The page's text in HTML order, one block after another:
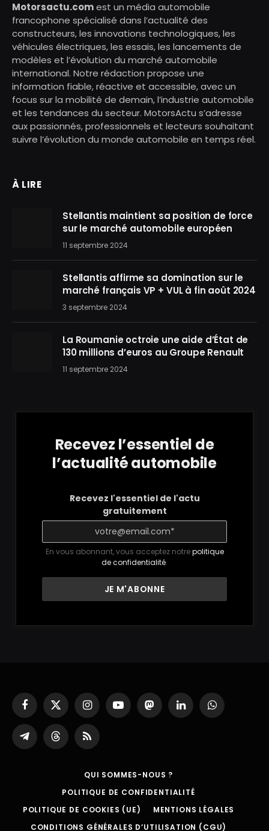
Motorsactu.comest un média automobile
francophone spécialisé dans l’actualité des
constructeurs, les innovations technologiques, les
véhicules électriques, les essais, les lancements de
modèles et l’évolution du marché automobile
international. Notre rédaction propose une
information fiable, réactive et accessible, avec un
focus sur la mobilité de demain, l’industrie automobile
et les tendances du secteur. MotorsActu s’adresse
aux passionnés, professionnels et lecteurs souhaitant
suivre l’évolution du monde automobile en temps réel.
À LIRE
Stellantis maintient sa position de force
sur le marché automobile européen
11 septembre 2024
Stellantis affirme sa domination sur le
marché français VP + VUL à fin août 2024
3 septembre 2024
La Roumanie octroie une aide d’État de
130 millions d’euros au Groupe Renault
11 septembre 2024
Recevez l’essentiel de
l’actualité automobile
Recevez l'essentiel de l'actu
gratuitement
En vous abonnant, vous acceptez notrepolitique
de confidentialité.
Facebook
X
(Twitter)
InstagramYouTubeMastodonLinkedInWhatsApp
Partager
sur
ThreadsRSS
QUI SOMMES-NOUS ?
POLITIQUE DE CONFIDENTIALITÉ
POLITIQUE DE COOKIES (UE)
MENTIONS LÉGALES
CONDITIONS GÉNÉRALES D’UTILISATION (CGU)